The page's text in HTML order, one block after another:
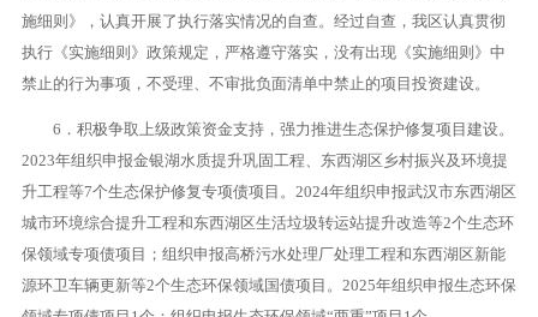
施细则》，认真开展了执行落实情况的自查。经过自查，我区认真贯彻
执行《实施细则》政策规定，严格遵守落实，没有出现《实施细则》中
禁止的行为事项，不受理、不审批负面清单中禁止的项目投资建设。
6．积极争取上级政策资金支持，强力推进生态保护修复项目建设。
2023年组织申报金银湖水质提升巩固工程、东西湖区乡村振兴及环境提
升工程等7个生态保护修复专项债项目。2024年组织申报武汉市东西湖区
城市环境综合提升工程和东西湖区生活垃圾转运站提升改造等2个生态环
保领域专项债项目；组织申报高桥污水处理厂处理工程和东西湖区新能
源环卫车辆更新等2个生态环保领域国债项目。2025年组织申报生态环保